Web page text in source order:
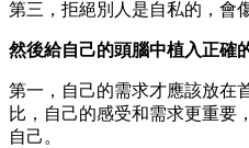
第三，拒絕別人是自私的，會
然後給自己的頭腦中植入正確
第一，自己的需求才應該放在
比，自己的感受和需求更重要
自己。